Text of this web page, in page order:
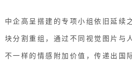
中企高呈搭建的专项小组依旧延续
块分割重组，通过不同视觉图片与
不一样的情感附加价值，传递出国